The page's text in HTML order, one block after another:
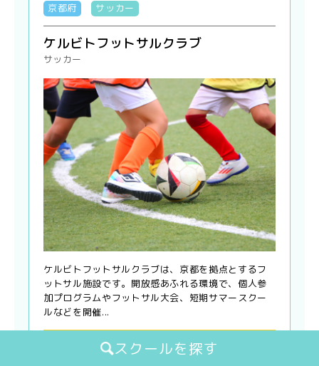
スクールを探す
京都府 サッカー
ケルビトフットサルクラブ
サッカー
ケルビトフットサルクラブは、京都を拠点とするフ
ットサル施設です。開放感あふれる環境で、個人参
加プログラムやフットサル大会、短期サマースクー
ルなどを開催...
コース・料金（月会費・月謝）